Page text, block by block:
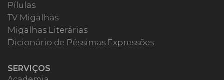
Pílulas
TV Migalhas
Migalhas Literárias
Dicionário de Péssimas Expressões
SERVIÇOS